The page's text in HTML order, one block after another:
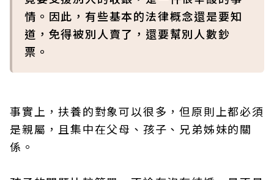
情。因此，有些基本的法律概念還是要知
道，免得被別人賣了，還要幫別人數鈔
票。
事實上，扶養的對象可以很多，但原則上都必須
是親屬，且集中在父母、孩子、兄弟姊妹的關
係。